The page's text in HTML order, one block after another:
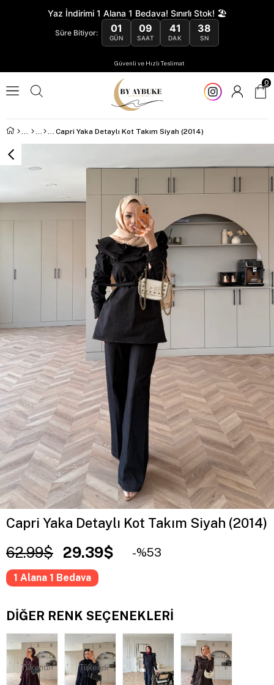
Yaz İndirimi 1 Alana 1 Bedava! Sınırlı Stok! 🏖️
Süre Bitiyor: 01
GÜN
09
SAAT
41
DAK
37
SN
Güvenli ve Hızlı Teslimat
0
Capri Yaka Detaylı Kot Takım Siyah (2014)
Capri Yaka Detaylı Kot Takım Siyah (2014)
62.99$ 29.39$ 53
1 Alana 1 Bedava
DIĞER RENK SEÇENEKLERI
Tükendi Tükendi